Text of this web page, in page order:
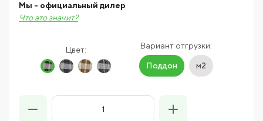
Цвет: Вариант отгрузки:
Поддон м2
Мы - официальный дилер
Что это значит?